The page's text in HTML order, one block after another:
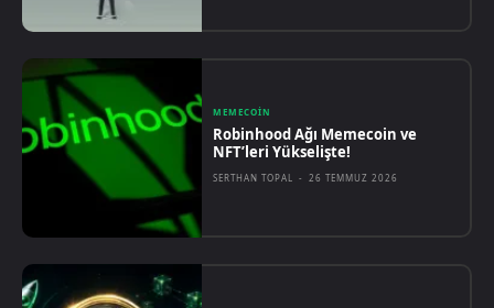
MEMECOIN
Robinhood Ağı Memecoin ve
NFT’leri Yükselişte!
SERTHAN TOPAL - 26 TEMMUZ 2026